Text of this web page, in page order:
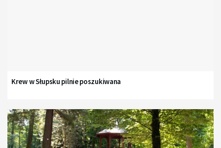
Krew w Słupsku pilnie poszukiwana